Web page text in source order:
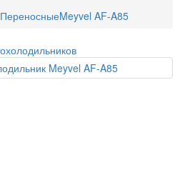
ПереносныеMeyvel AF-A85